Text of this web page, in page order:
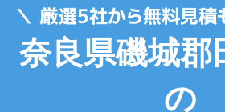
奈良県磯城郡
の